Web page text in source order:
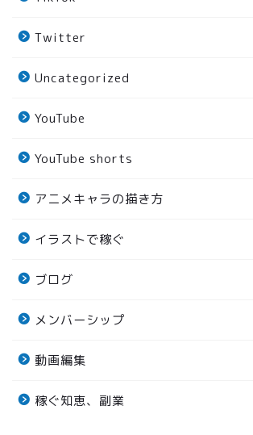
Twitter
Uncategorized
YouTube
YouTube shorts
アニメキャラの描き方
イラストで稼ぐ
ブログ
メンバーシップ
動画編集
稼ぐ知恵、副業